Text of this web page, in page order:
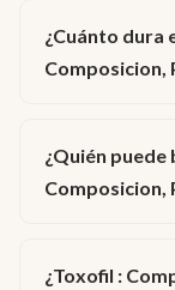
¿Cuánto dura
Composicion,
¿Quién puede
Composicion,
¿Toxofil :